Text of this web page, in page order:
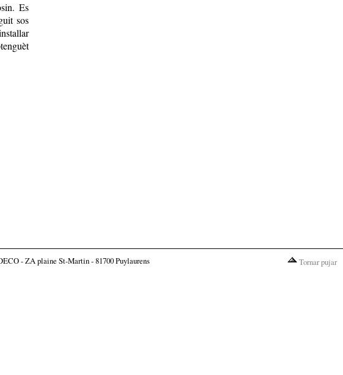
Es
sos
- ZA plaine St-Martin - 81700 Puylaurens Tornar pujar